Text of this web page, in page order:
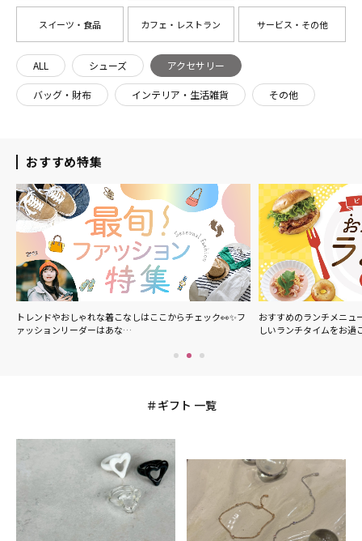
スイーツ・食品 カフェ・レストラン サービス・その他
ALL シューズ アクセサリー
バッグ・財布 インテリア・生活雑貨 その他
おすすめ特集
トレンドやおしゃれな着こなしはここからチェック👀✨フ
ァッションリーダーはあな…
おすすめのランチメニュ
しいランチタイムをお
ギフト 一覧